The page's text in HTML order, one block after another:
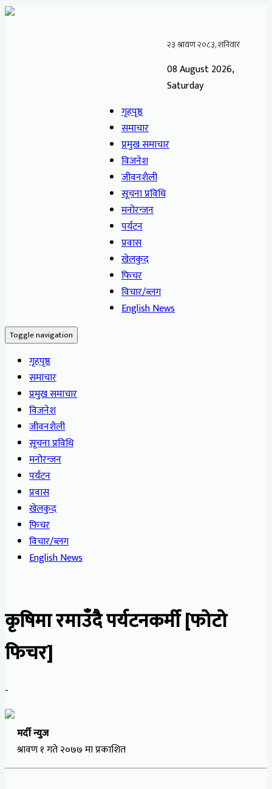
08 August 2026,
Saturday
गृहपृष्ठ
समाचार
प्रमुख समाचार
विजनेश
जीवनशैली
सूचना प्रविधि
मनोरन्जन
पर्यटन
प्रवास
खेलकुद
फिचर
विचार/ब्लग
English News
Toggle navigation
गृहपृष्ठ
समाचार
प्रमुख समाचार
विजनेश
जीवनशैली
सूचना प्रविधि
मनोरन्जन
पर्यटन
प्रवास
खेलकुद
फिचर
विचार/ब्लग
English News
कृषिमा रमाउँदै पर्यटनकर्मी [फोटो
फिचर]
-
मर्दी न्युज
श्रावण १ गते २०७७ मा प्रकाशित